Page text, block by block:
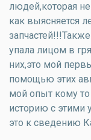
людей,которая
как выясняется
упала лицом в
них,это мой
помощью этих
мой опыт кому
историю с
это к сведению